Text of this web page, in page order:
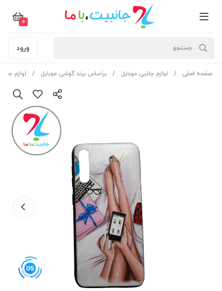
0
ورود
صفحه اصلی لوازم جانبی موبایل براساس برند گوشی موبایل لوازم